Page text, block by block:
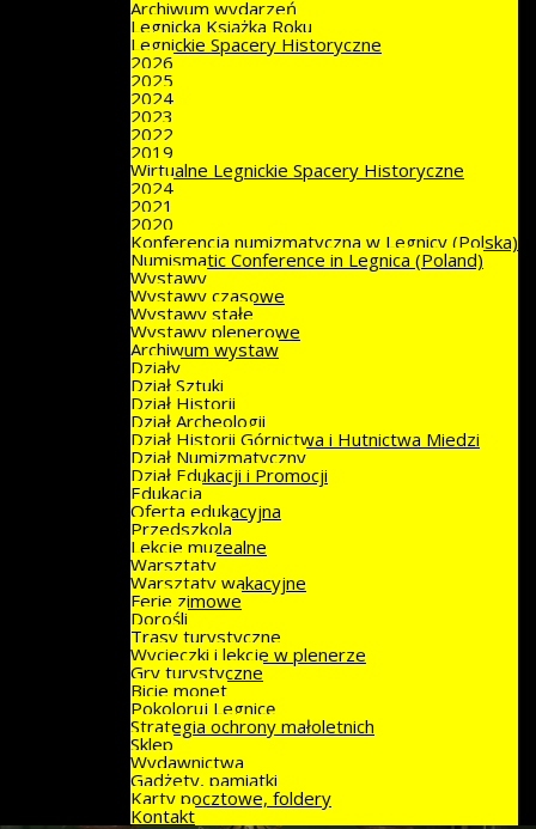
Archiwum wydarzeń
Legnicka Książka Roku
Legnickie Spacery Historyczne
2026
2025
2024
2023
2022
2019
Wirtualne Legnickie Spacery Historyczne
2024
2021
2020
Konferencja numizmatyczna w Legnicy (Polska)
Numismatic Conference in Legnica (Poland)
Wystawy
Wystawy czasowe
Wystawy stałe
Wystawy plenerowe
Archiwum wystaw
Działy
Dział Sztuki
Dział Historii
Dział Archeologii
Dział Historii Górnictwa i Hutnictwa Miedzi
Dział Numizmatyczny
Dział Edukacji i Promocji
Edukacja
Oferta edukacyjna
Przedszkola
Lekcje muzealne
Warsztaty
Warsztaty wakacyjne
Ferie zimowe
Dorośli
Trasy turystyczne
Wycieczki i lekcje w plenerze
Gry turystyczne
Bicie monet
Pokoloruj Legnicę
Strategia ochrony małoletnich
Sklep
Wydawnictwa
Gadżety, pamiątki
Karty pocztowe, foldery
Kontakt